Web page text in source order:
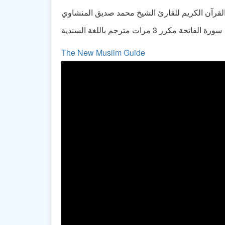
الكريم للقارئ الشيخ محمد صديق المنشاوي
سورة الفاتحة مكرر 3 مرات مترجم باللغة السندية
The New Muslim Guide